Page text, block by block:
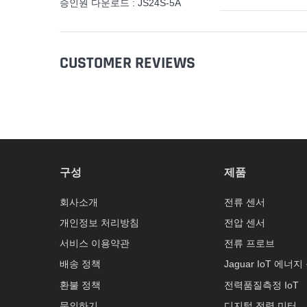
승인원 다운로드 : JS24S-5A
CUSTOMER REVIEWS
구성
회사소개
개인정보 처리방침
서비스 이용약관
배송 정책
환불 정책
제품
전류 센서
전압 센서
전류 프로브
Jaguar IoT 에너지
전력품질측정 IoT